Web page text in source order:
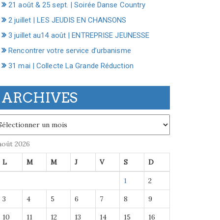
21 août & 25 sept. | Soirée Danse Country
2 juillet | LES JEUDIS EN CHANSONS
3 juillet au14 août | ENTREPRISE JEUNESSE
Rencontrer votre service d’urbanisme
31 mai | Collecte La Grande Réduction
ARCHIVES
2026
L M M J V S D
1 2
3 4 5 6 7 8 9
10 11 12 13 14 15 16